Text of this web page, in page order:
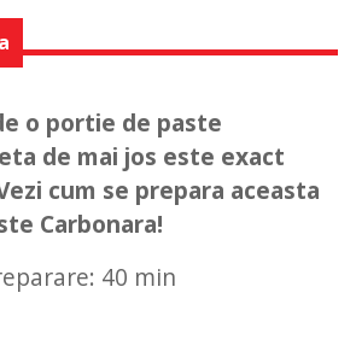
o portie de paste
de mai jos este exact
cum se prepara aceasta
Carbonara!
40 min